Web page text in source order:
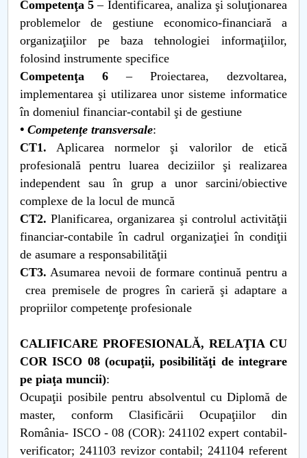
Competenţa 5– Identificarea, analiza şi soluţionarea
problemelor de gestiune economico-financiară a
organizaţiilor pe baza tehnologiei informaţiilor,
folosind instrumente specifice
Competenţa 6– Proiectarea, dezvoltarea,
implementarea şi utilizarea unor sisteme informatice
în domeniul financiar-contabil şi de gestiune
• Competenţe transversale:
CT1. Aplicarea normelor şi valorilor de etică
profesională pentru luarea deciziilor şi realizarea
independent sau în grup a unor sarcini/obiective
complexe de la locul de muncă
CT2. Planificarea, organizarea şi controlul activităţii
financiar-contabile în cadrul organizaţiei în condiţii
de asumare a responsabilităţii
CT3. Asumarea nevoii de formare continuă pentru a
crea premisele de progres în carieră şi adaptare a
propriilor competenţe profesionale
CALIFICARE PROFESIONALĂ, RELAŢIA CU
COR ISCO 08 (ocupaţii, posibilităţi de integrare
pe piaţa muncii):
Ocupaţii posibile pentru absolventul cu Diplomă de
master, conform Clasificării Ocupaţiilor din
România- ISCO - 08 (COR): 241102 expert contabil-
verificator; 241103 revizor contabil; 241104 referent